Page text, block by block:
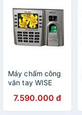
Máy chấm công
vân tay WISE
Hàng nhập khẩu
7.590.000 đ